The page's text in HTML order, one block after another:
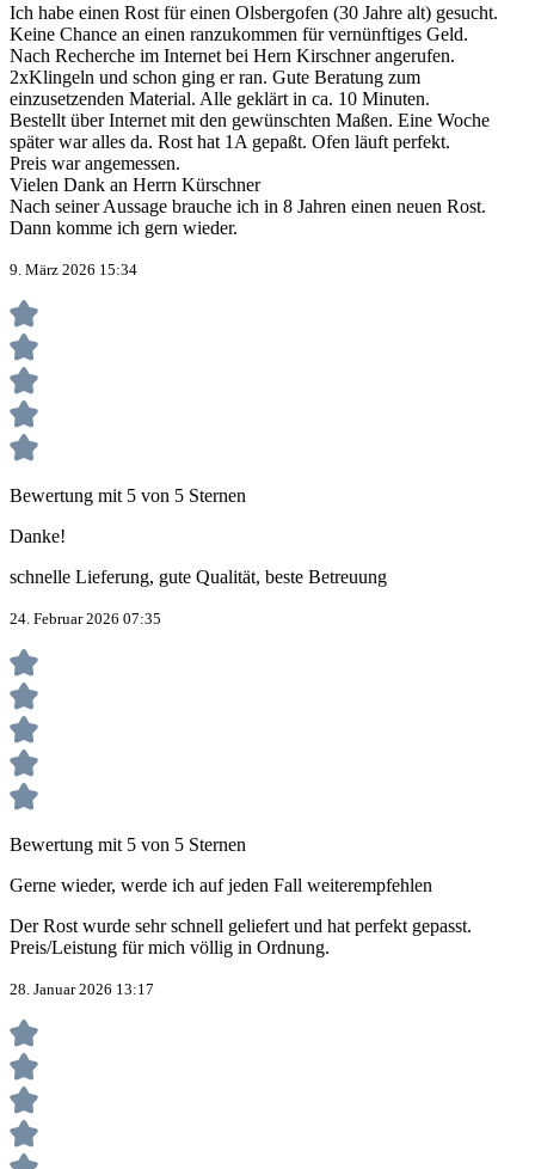
Ich habe einen Rost für einen Olsbergofen (30 Jahre alt) gesucht.
Keine Chance an einen ranzukommen für vernünftiges Geld.
Nach Recherche im Internet bei Hern Kirschner angerufen.
2xKlingeln und schon ging er ran. Gute Beratung zum
einzusetzenden Material. Alle geklärt in ca. 10 Minuten.
Bestellt über Internet mit den gewünschten Maßen. Eine Woche
später war alles da. Rost hat 1A gepaßt. Ofen läuft perfekt.
Preis war angemessen.
Vielen Dank an Herrn Kürschner
Nach seiner Aussage brauche ich in 8 Jahren einen neuen Rost.
Dann komme ich gern wieder.
9. März 2026 15:34
Bewertung mit 5 von 5 Sternen
Danke!
schnelle Lieferung, gute Qualität, beste Betreuung
24. Februar 2026 07:35
Bewertung mit 5 von 5 Sternen
Gerne wieder, werde ich auf jeden Fall weiterempfehlen
Der Rost wurde sehr schnell geliefert und hat perfekt gepasst.
Preis/Leistung für mich völlig in Ordnung.
28. Januar 2026 13:17